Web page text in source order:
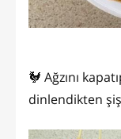
🐓 Ağzını
dinlendikten